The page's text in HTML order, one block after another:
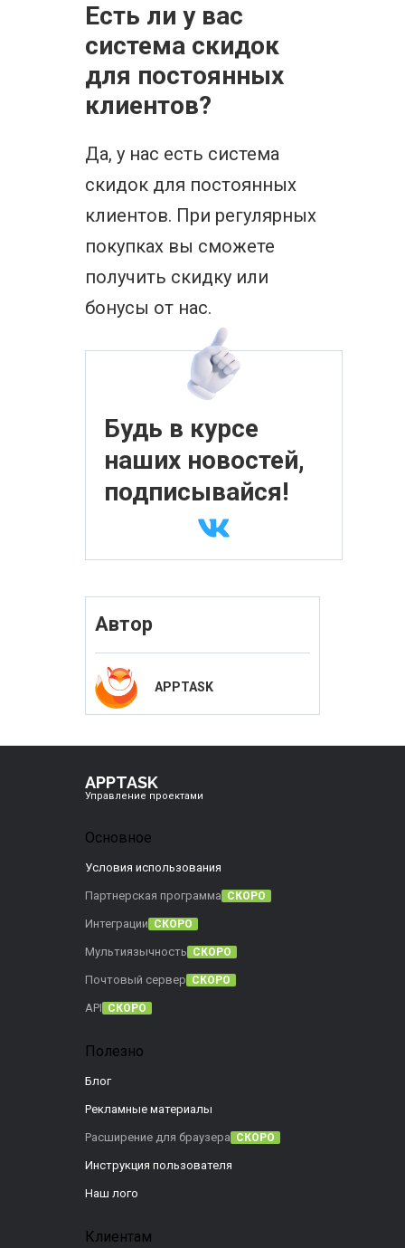
Есть ли у вас
система скидок
для постоянных
клиентов?
Да, у нас есть система
скидок для постоянных
клиентов. При регулярных
покупках вы сможете
получить скидку или
бонусы от нас.
Будь в курсе
наших новостей,
подписывайся!
Автор
APPTASK
APPTASK
Управление проектами
Основное
Условия использования
Партнерская программа СКОРО
Интеграции СКОРО
Мультиязычность СКОРО
Почтовый сервер СКОРО
API СКОРО
Полезно
Блог
Рекламные материалы
Расширение для браузера СКОРО
Инструкция пользователя
Наш лого
Клиентам